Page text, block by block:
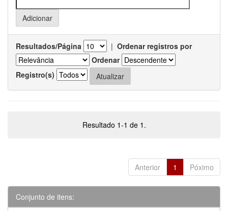
Resultados/Página | Ordenar registros por
Ordenar
Registro(s)
Resultado 1-1 de 1.
Anterior 1 Póximo
Conjunto de itens: